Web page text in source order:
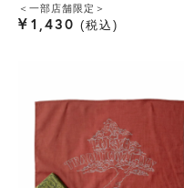
＜一部店舗限定＞
¥ 1,430 税込